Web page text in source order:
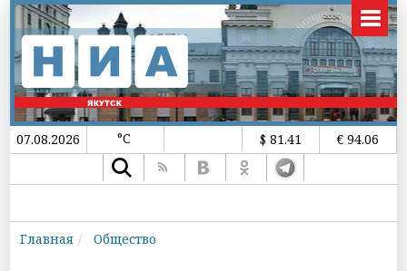
07.08.2026 °C $ 81.41 € 94.06
Главная Общество